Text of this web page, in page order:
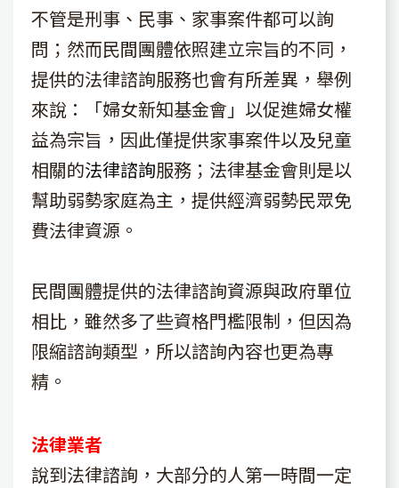
不管是刑事、民事、家事案件都可以詢
問；然而民間團體依照建立宗旨的不同，
提供的法律諮詢服務也會有所差異，舉例
來說：「婦女新知基金會」以促進婦女權
益為宗旨，因此僅提供家事案件以及兒童
相關的法律諮詢服務；法律基金會則是以
幫助弱勢家庭為主，提供經濟弱勢民眾免
費法律資源。
民間團體提供的法律諮詢資源與政府單位
相比，雖然多了些資格門檻限制，但因為
限縮諮詢類型，所以諮詢內容也更為專
精。
法律業者
說到法律諮詢，大部分的人第一時間一定